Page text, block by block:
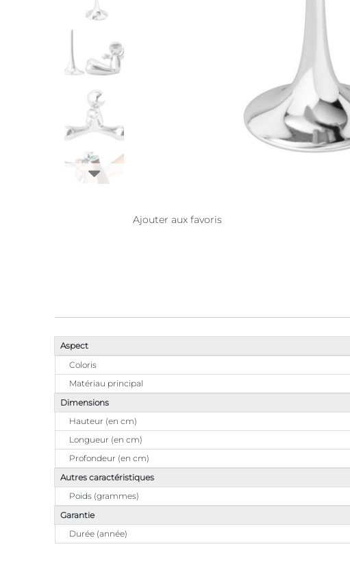
Ajouter aux favoris
Aspect
Coloris
Matériau principal
Dimensions
Hauteur (en cm)
Longueur (en cm)
Profondeur (en cm)
Autres caractéristiques
Poids (grammes)
Garantie
Durée (année)